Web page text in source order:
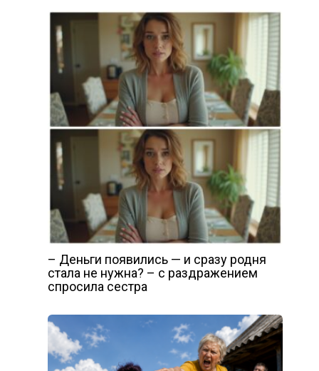
– Деньги появились — и сразу родня
стала не нужна? – с раздражением
спросила сестра